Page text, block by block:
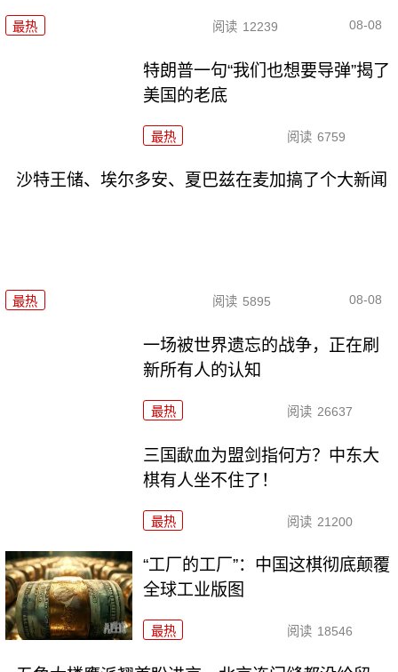
最热 阅读 12239 08-08
特朗普一句“我们也想要导弹”揭了
美国的老底
最热 阅读 6759
沙特王储、埃尔多安、夏巴兹在麦加搞了个大新闻
最热 阅读 5895 08-08
一场被世界遗忘的战争，正在刷
新所有人的认知
最热 阅读 26637
三国歃血为盟剑指何方？中东大
棋有人坐不住了！
最热 阅读 21200
“工厂的工厂”：中国这棋彻底颠覆
全球工业版图
最热 阅读 18546